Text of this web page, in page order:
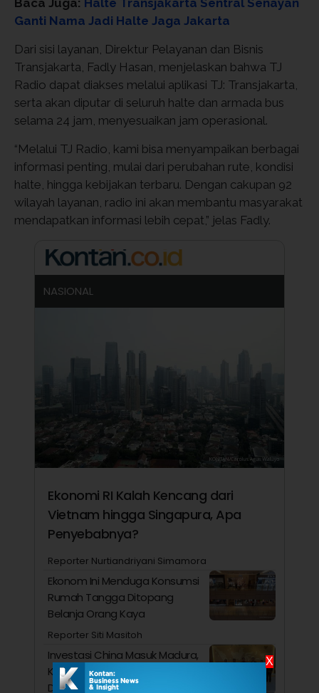
Baca Juga: Halte Transjakarta Sentral Senayan
Ganti Nama Jadi Halte Jaga Jakarta
Dari sisi layanan, Direktur Pelayanan dan Bisnis
Transjakarta, Fadly Hasan, menjelaskan bahwa TJ
Radio dapat diakses melalui aplikasi TJ: Transjakarta,
serta akan diputar di seluruh halte dan armada bus
selama 24 jam, menyesuaikan jam operasional.
“Melalui TJ Radio, kami bisa menyampaikan berbagai
informasi penting, mulai dari perubahan rute, kondisi
halte, hingga kebijakan terbaru. Dengan cakupan 92
wilayah layanan, radio ini akan membantu masyarakat
mendapatkan informasi lebih cepat,” jelas Fadly.
NASIONAL
Ekonomi RI Kalah Kencang dari
Vietnam hingga Singapura, Apa
Penyebabnya?
Reporter Nurtiandriyani Simamora
Ekonom Ini Menduga Konsumsi
Rumah Tangga Ditopang
Belanja Orang Kaya
Reporter Siti Masitoh
Investasi China Masuk Madura,
Kawasan Industri Wiraraja Siap
Dikembangkan
X